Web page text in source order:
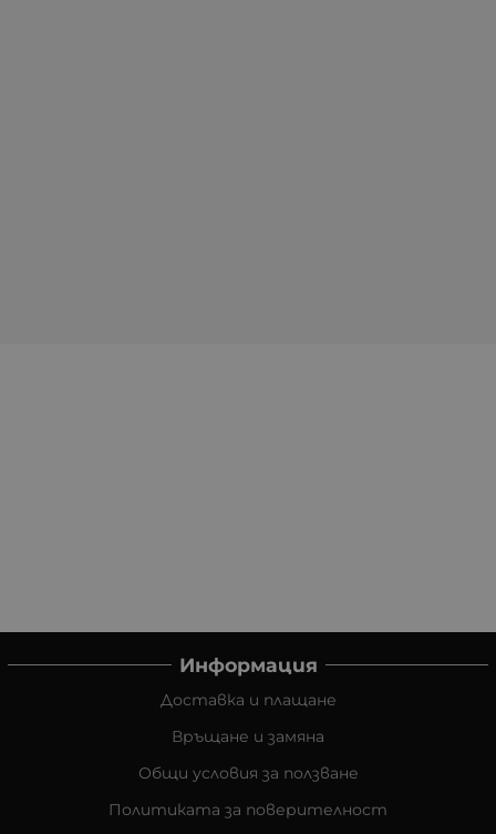
Информация
Доставка и плащане
Връщане и замяна
Общи условия за ползване
Политиката за поверителност